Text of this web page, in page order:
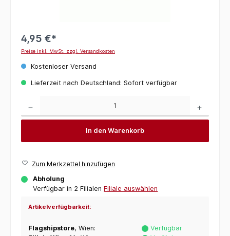
4,95 €*
Preise inkl. MwSt. zzgl. Versandkosten
Kostenloser Versand
Lieferzeit nach Deutschland: Sofort verfügbar
In den Warenkorb
Zum Merkzettel hinzufügen
Abholung
Verfügbar in 2 Filialen Filiale auswählen
Artikelverfügbarkeit:
Flagshipstore, Wien:
Verfügbar